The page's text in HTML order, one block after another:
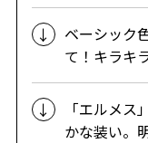
ベーシック
て！キラキ
「エルメ
かな装い。